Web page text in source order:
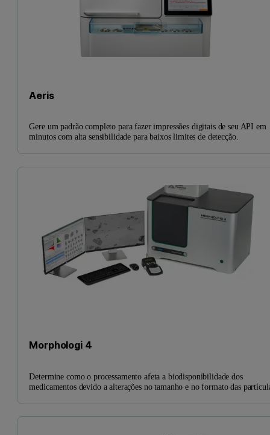
Aeris
Gere um padrão completo para fazer impressões digitais de seu API em
minutos com alta sensibilidade para baixos limites de detecção.
Morphologi 4
Determine como o processamento afeta a biodisponibilidade dos
medicamentos devido a alterações no tamanho e no formato das